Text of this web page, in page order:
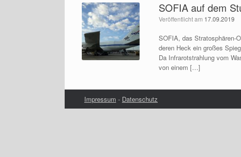
SOFIA auf dem
Veröffentlicht am 17.09.2019
SOFIA, das Stratosphären-
deren Heck ein großes
Da Infrarotstrahlung vom
von einem […]
Impressum - Datenschutz